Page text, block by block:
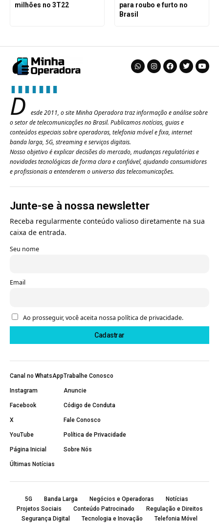
milhões no 3T22
para roubo e furto no
Brasil
D
esde 2011, o site Minha Operadora traz informação e análise sobre
o setor de telecomunicações no Brasil. Publicamos notícias, guias e
conteúdos especiais sobre operadoras, telefonia móvel e fixa, internet
banda larga, 5G, streaming e serviços digitais.
Nosso objetivo é explicar decisões do mercado, mudanças regulatórias e
novidades tecnológicas de forma clara e confiável, ajudando consumidores
e profissionais a entenderem o universo das telecomunicações.
Junte-se à nossa newsletter
Receba regularmente conteúdo valioso diretamente na sua
caixa de entrada.
Seu nome
Email
Ao prosseguir, você aceita nossa política de privacidade.
Canal no WhatsApp
Instagram
Facebook
X
YouTube
Página Inicial
Últimas Notícias
Trabalhe Conosco
Anuncie
Código de Conduta
Fale Conosco
Política de Privacidade
Sobre Nós
5G Banda Larga Negócios e Operadoras
Notícias
Projetos Sociais
Conteúdo Patrocinado
Regulação e Direitos
Segurança Digital
Tecnologia e Inovação Telefonia Móvel